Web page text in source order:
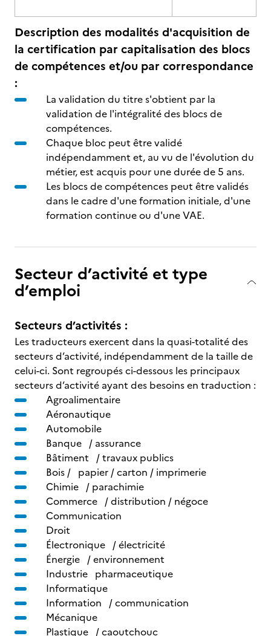
Description des modalités d'acquisition de
la certification par capitalisation des blocs
de compétences et/ou par correspondance
:
La validation du titre s'obtient par la
validation de l'intégralité des blocs de
compétences.
Chaque bloc peut être validé
indépendamment et, au vu de l'évolution du
métier, est acquis pour une durée de 5 ans.
Les blocs de compétences peut être validés
dans le cadre d'une formation initiale, d'une
formation continue ou d'une VAE.
Secteur d’activité et type
d’emploi
Secteurs d’activités :
Les traducteurs exercent dans la quasi-totalité des
secteurs d’activité, indépendamment de la taille de
celui-ci. Sont regroupés ci-dessous les principaux
secteurs d’activité ayant des besoins en traduction :
Agroalimentaire
Aéronautique
Automobile
Banque / assurance
Bâtiment / travaux publics
Bois / papier / carton / imprimerie
Chimie / parachimie
Commerce / distribution / négoce
Communication
Droit
Électronique / électricité
Énergie / environnement
Industrie pharmaceutique
Informatique
Information / communication
Mécanique
Plastique / caoutchouc